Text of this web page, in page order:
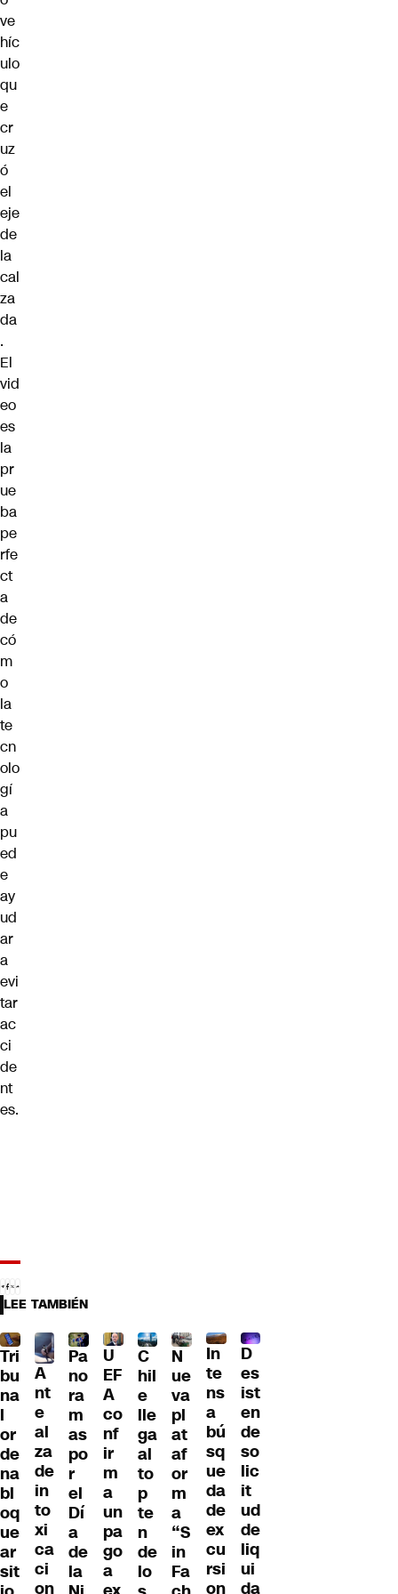
ve
híc
ulo
qu
e
cr
uz
ó
el
eje
de
la
cal
za
da
.
El
vid
eo
es
la
pr
ue
ba
pe
rfe
ct
a
de
có
m
o
la
te
cn
olo
gí
a
pu
ed
e
ay
ud
ar
a
evi
tar
ac
ci
de
nt
es.
LEE TAMBIÉN
Tri
bu
na
l
or
de
na
bl
oq
ue
ar
sit
A
nt
e
al
za
de
in
to
xi
ca
ci
on
Pa
no
ra
m
as
po
r
el
Dí
a
de
la
U
EF
A
co
nf
ir
m
a
un
pa
go
a
C
hil
e
lle
ga
al
to
p
te
n
de
lo
N
ue
va
pl
at
af
or
m
a
“S
in
Fa
In
te
ns
a
bú
sq
ue
da
de
ex
cu
rsi
on
D
es
ist
en
de
so
lic
it
ud
de
liq
ui
da